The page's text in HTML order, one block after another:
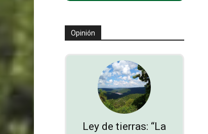
Opinión
Ley de tierras: “La